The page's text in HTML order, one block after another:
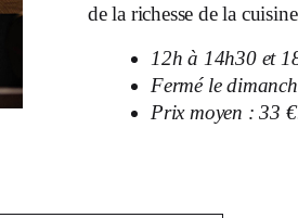
de la richesse de la
12h à 14h30 et
Fermé le
Prix moyen : 33